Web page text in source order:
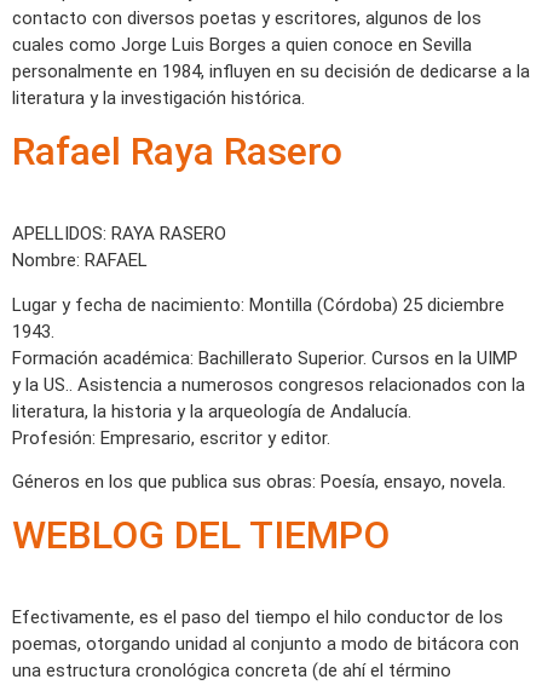
contacto con diversos poetas y escritores, algunos de los
cuales como Jorge Luis Borges a quien conoce en Sevilla
personalmente en 1984, influyen en su decisión de dedicarse a la
literatura y la investigación histórica.
Rafael Raya Rasero
APELLIDOS: RAYA RASERO
Nombre: RAFAEL
Lugar y fecha de nacimiento: Montilla (Córdoba) 25 diciembre
1943.
Formación académica: Bachillerato Superior. Cursos en la UIMP
y la US.. Asistencia a numerosos congresos relacionados con la
literatura, la historia y la arqueología de Andalucía.
Profesión: Empresario, escritor y editor.
Géneros en los que publica sus obras: Poesía, ensayo, novela.
WEBLOG DEL TIEMPO
Efectivamente, es el paso del tiempo el hilo conductor de los
poemas, otorgando unidad al conjunto a modo de bitácora con
una estructura cronológica concreta (de ahí el término